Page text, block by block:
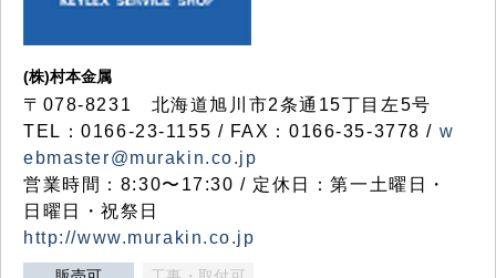
(株)村本金属
〒078-8231 北海道旭川市2条通15丁目左5号
TEL：0166-23-1155 / FAX：0166-35-3778 / w
ebmaster@murakin.co.jp
営業時間：8:30〜17:30 / 定休日：第一土曜日・
日曜日・祝祭日
http://www.murakin.co.jp